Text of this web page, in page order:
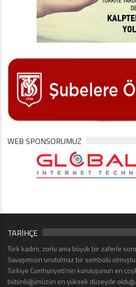
WEB SPONSORUMUZ
TARİHÇE
Türk kadını, zorlu ama büyük bir zaferle
Savaşımızın unutulmaz bir sembolü
Türkiye Cumhuriyeti’nin kuruluşunun en
bütünlüğümüzün en yüksek düzeyde